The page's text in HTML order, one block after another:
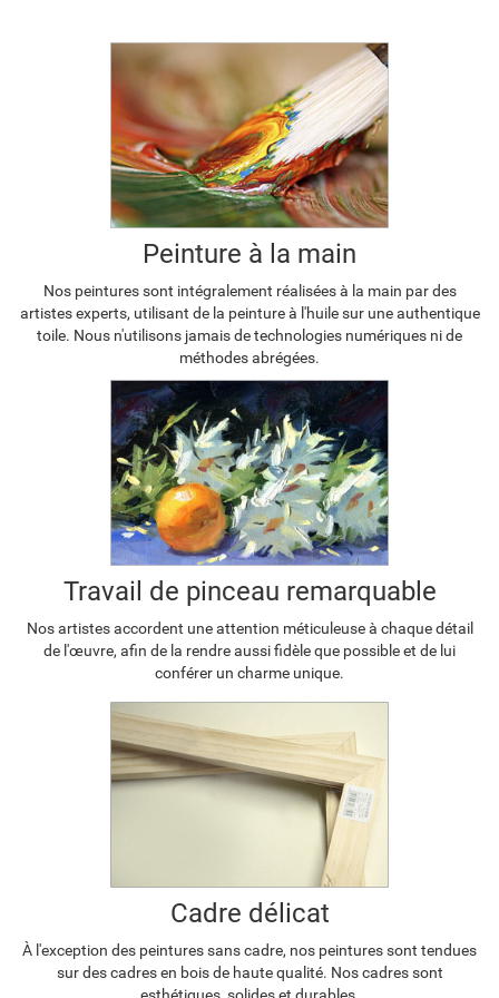
Peinture à la main
Nos peintures sont intégralement réalisées à la main par des
artistes experts, utilisant de la peinture à l'huile sur une authentique
toile. Nous n'utilisons jamais de technologies numériques ni de
méthodes abrégées.
Travail de pinceau remarquable
Nos artistes accordent une attention méticuleuse à chaque détail
de l'œuvre, afin de la rendre aussi fidèle que possible et de lui
conférer un charme unique.
Cadre délicat
À l'exception des peintures sans cadre, nos peintures sont tendues
sur des cadres en bois de haute qualité. Nos cadres sont